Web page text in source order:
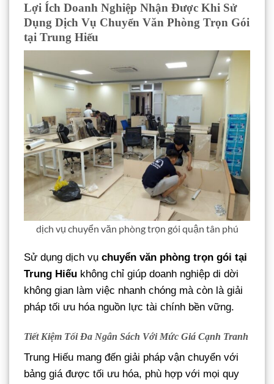
Lợi Ích Doanh Nghiệp Nhận Được Khi Sử
Dụng Dịch Vụ Chuyển Văn Phòng Trọn Gói
tại Trung Hiếu
dịch vụ chuyển văn phòng trọn gói quận tân phú
Sử dụng dịch vụ chuyển văn phòng trọn gói tại
Trung Hiếu không chỉ giúp doanh nghiệp di dời
không gian làm việc nhanh chóng mà còn là giải
pháp tối ưu hóa nguồn lực tài chính bền vững.
Tiết Kiệm Tối Đa Ngân Sách Với Mức Giá Cạnh Tranh
Trung Hiếu mang đến giải pháp vận chuyển với
bảng giá được tối ưu hóa, phù hợp với mọi quy